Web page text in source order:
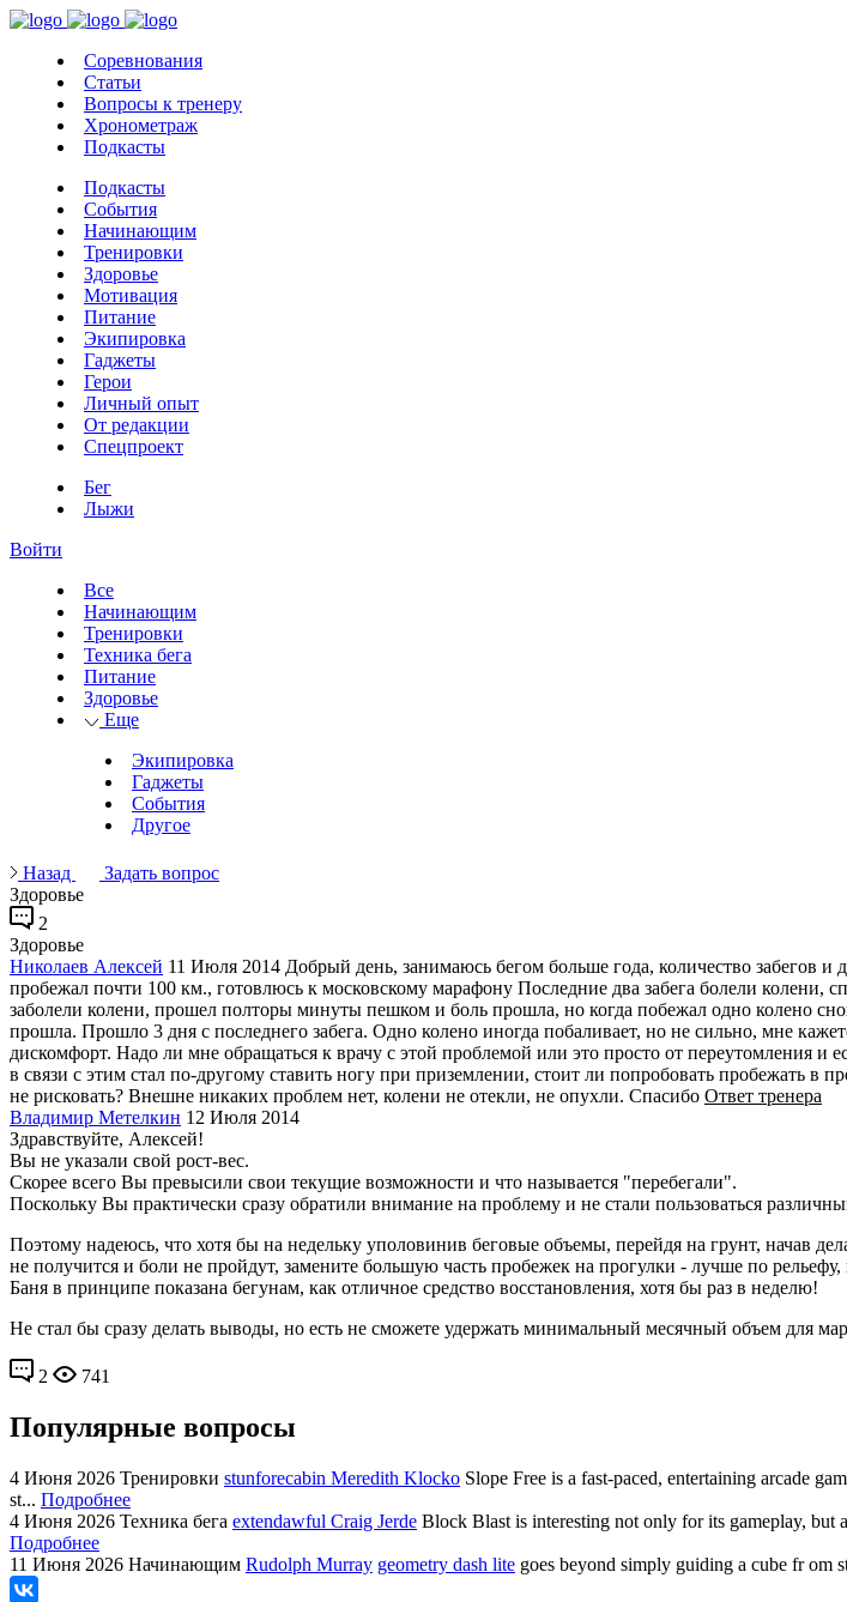
Соревнования
Статьи
Вопросы к тренеру
Хронометраж
Подкасты
Подкасты
События
Начинающим
Тренировки
Здоровье
Мотивация
Питание
Экипировка
Гаджеты
Герои
Личный опыт
От редакции
Спецпроект
Бег
Лыжи
Войти
Все
Начинающим
Тренировки
Техника бега
Питание
Здоровье
Еще
Экипировка
Гаджеты
События
Другое
Назад
Задать вопрос
Здоровье
2
Здоровье
Николаев Алексей 11 Июля 2014 Добрый день, занимаюсь бегом больше года, количество забегов
пробежал почти 100 км., готовлюсь к московскому марафону Последние два забега болели колени,
заболели колени, прошел полторы минуты пешком и боль прошла, но когда побежал одно колено
прошла. Прошло 3 дня с последнего забега. Одно колено иногда побаливает, но не сильно, мне
дискомфорт. Надо ли мне обращаться к врачу с этой проблемой или это просто от переутомления и
в связи с этим стал по-другому ставить ногу при приземлении, стоит ли попробовать пробежать
не рисковать? Внешне никаких проблем нет, колени не отекли, не опухли. Спасибо Ответ тренера
Владимир Метелкин 12 Июля 2014
Здравствуйте, Алексей!
Вы не указали свой рост-вес.
Скорее всего Вы превысили свои текущие возможности и что называется "перебегали".
Поскольку Вы практически сразу обратили внимание на проблему и не стали пользоваться
Поэтому надеюсь, что хотя бы на недельку уполовинив беговые объемы, перейдя на грунт,
не получится и боли не пройдут, замените большую часть пробежек на прогулки - лучше по
Баня в принципе показана бегунам, как отличное средство восстановления, хотя бы раз в неделю!
Не стал бы сразу делать выводы, но есть не сможете удержать минимальный месячный объем для
2 741
Популярные вопросы
4 Июня 2026 Тренировки stunforecabin Meredith Klocko Slope Free is a fast-paced, entertaining arcade
st... Подробнее
4 Июня 2026 Техника бега extendawful Craig Jerde Block Blast is interesting not only for its gameplay, but
Подробнее
11 Июня 2026 Начинающим Rudolph Murray geometry dash lite goes beyond simply guiding a cube fr om